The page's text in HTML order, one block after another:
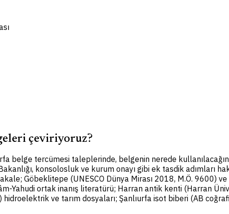
çeviriyoruz?
belge tercümesi taleplerinde, belgenin nerede
konsolosluk ve kurum onayı gibi ek tasdik adımları
Göbeklitepe (UNESCO Dünya Mirası 2018, M.Ö. 9600)
Yahudi ortak inanış literatürü; Harran antik kenti (Harran
hidroelektrik ve tarım dosyaları; Şanlıurfa isot biberi (AB